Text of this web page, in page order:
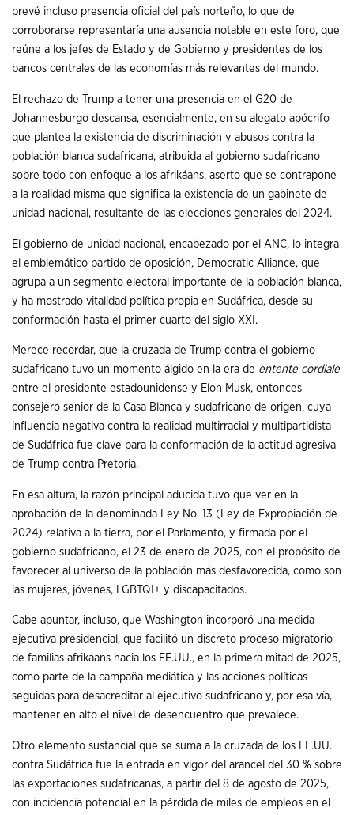
prevé incluso presencia oficial del país norteño, lo que de
corroborarse representaría una ausencia notable en este foro, que
reúne a los jefes de Estado y de Gobierno y presidentes de los
bancos centrales de las economías más relevantes del mundo.
El rechazo de Trump a tener una presencia en el G20 de
Johannesburgo descansa, esencialmente, en su alegato apócrifo
que plantea la existencia de discriminación y abusos contra la
población blanca sudafricana, atribuida al gobierno sudafricano
sobre todo con enfoque a los afrikáans, aserto que se contrapone
a la realidad misma que significa la existencia de un gabinete de
unidad nacional, resultante de las elecciones generales del 2024.
El gobierno de unidad nacional, encabezado por el ANC, lo integra
el emblemático partido de oposición, Democratic Alliance, que
agrupa a un segmento electoral importante de la población blanca,
y ha mostrado vitalidad política propia en Sudáfrica, desde su
conformación hasta el primer cuarto del siglo XXI.
Merece recordar, que la cruzada de Trump contra el gobierno
sudafricano tuvo un momento álgido en la era de entente cordiale
entre el presidente estadounidense y Elon Musk, entonces
consejero senior de la Casa Blanca y sudafricano de origen, cuya
influencia negativa contra la realidad multirracial y multipartidista
de Sudáfrica fue clave para la conformación de la actitud agresiva
de Trump contra Pretoria.
En esa altura, la razón principal aducida tuvo que ver en la
aprobación de la denominada Ley No. 13 (Ley de Expropiación de
2024) relativa a la tierra, por el Parlamento, y firmada por el
gobierno sudafricano, el 23 de enero de 2025, con el propósito de
favorecer al universo de la población más desfavorecida, como son
las mujeres, jóvenes, LGBTQI+ y discapacitados.
Cabe apuntar, incluso, que Washington incorporó una medida
ejecutiva presidencial, que facilitó un discreto proceso migratorio
de familias afrikáans hacia los EE.UU., en la primera mitad de 2025,
como parte de la campaña mediática y las acciones políticas
seguidas para desacreditar al ejecutivo sudafricano y, por esa vía,
mantener en alto el nivel de desencuentro que prevalece.
Otro elemento sustancial que se suma a la cruzada de los EE.UU.
contra Sudáfrica fue la entrada en vigor del arancel del 30 % sobre
las exportaciones sudafricanas, a partir del 8 de agosto de 2025,
con incidencia potencial en la pérdida de miles de empleos en el